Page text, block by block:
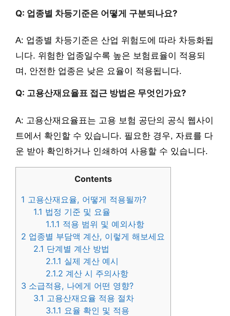
Q: 업종별 차등기준은 어떻게 구분되나요?
A: 업종별 차등기준은 산업 위험도에 따라 차등화됩
니다. 위험한 업종일수록 높은 보험료율이 적용되
며, 안전한 업종은 낮은 요율이 적용됩니다.
Q: 고용산재요율표 접근 방법은 무엇인가요?
A: 고용산재요율표는 고용 보험 공단의 공식 웹사이
트에서 확인할 수 있습니다. 필요한 경우, 자료를 다
운 받아 확인하거나 인쇄하여 사용할 수 있습니다.
Contents
1 고용산재요율, 어떻게 적용될까?
1.1 법정 기준 및 요율
1.1.1 적용 범위 및 예외사항
2 업종별 부담액 계산, 이렇게 해보세요
2.1 단계별 계산 방법
2.1.1 실제 계산 예시
2.1.2 계산 시 주의사항
3 소급적용, 나에게 어떤 영향?
3.1 고용산재요율 적용 절차
3.1.1 요율 확인 및 적용